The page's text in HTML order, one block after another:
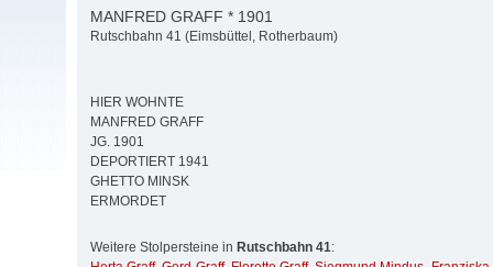
MANFRED GRAFF * 1901
Rutschbahn 41 (Eimsbüttel, Rotherbaum)
HIER WOHNTE
MANFRED GRAFF
JG. 1901
DEPORTIERT 1941
GHETTO MINSK
ERMORDET
Weitere Stolpersteine in Rutschbahn 41: